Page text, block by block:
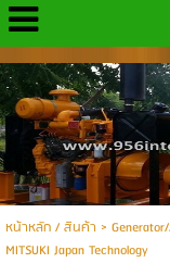
http://
ติดต่อฝ่าย
หน้าหลัก / สินค้า > Generator/
MITSUKI Japan Technology